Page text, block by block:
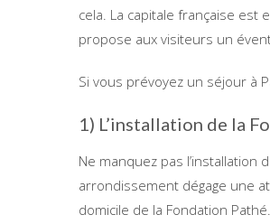
cela. La capitale française
propose aux visiteurs un
Si vous prévoyez un séjour à
1) L’installation de la
Ne manquez pas l’installation
arrondissement dégage une
domicile de la Fondation